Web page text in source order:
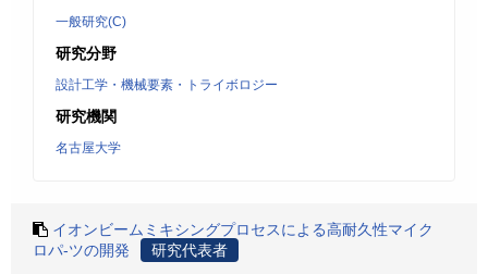
一般研究(C)
研究分野
設計工学・機械要素・トライボロジー
研究機関
名古屋大学
イオンビームミキシングプロセスによる高耐久性マイク
ロパ-ツの開発
研究代表者